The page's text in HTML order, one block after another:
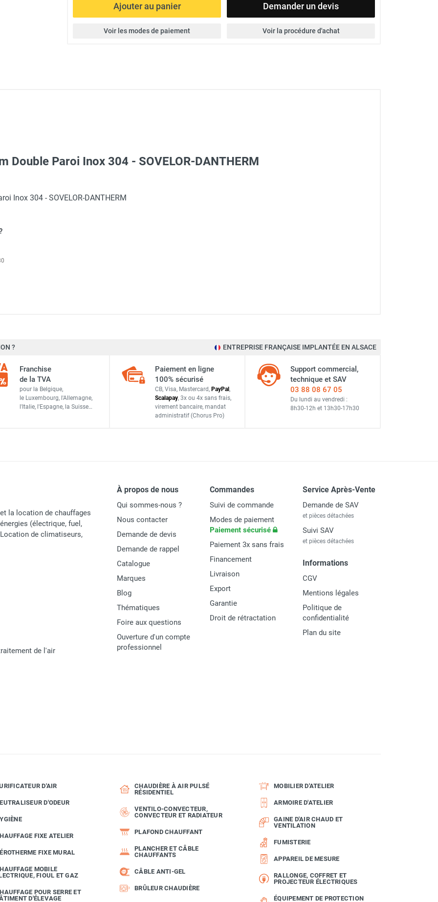
Ajouter au panier Demander un devis
Voir les modes de paiement Voir la procédure d'achat
Double Paroi Inox 304 - SOVELOR-DANTHERM
Inox 304 - SOVELOR-DANTHERM
AC148
France
ACCESSOIRES
? ENTREPRISE FRANÇAISE IMPLANTÉE EN ALSACE
Franchise
de la TVA
pour la Belgique,
le Luxembourg, l'Allemagne,
l'Italie, l'Espagne, la Suisse…
Paiement en ligne
100% sécurisé
CB, Visa, Mastercard, PayPal ,
Scalapay, 3x ou 4x sans frais,
virement bancaire, mandat
administratif (Chorus Pro)
Support commercial,
technique et SAV
03 88 08 67 05
Du lundi au vendredi :
8h30-12h et 13h30-17h30
la location de chauffages
(électrique, fuel,
de climatiseurs,
de l'air
À propos de nous
Qui sommes-nous ?
Nous contacter
Demande de devis
Demande de rappel
Catalogue
Marques
Blog
Thématiques
Foire aux questions
Ouverture d'un compte
professionnel
Commandes
Suivi de commande
Modes de paiement
Paiement sécurisé
Paiement 3x sans frais
Financement
Livraison
Export
Garantie
Droit de rétractation
Service Après-Vente
Demande de SAV
et pièces détachées
Suivi SAV
et pièces détachées
Informations
CGV
Mentions légales
Politique de
confidentialité
Plan du site
D'AIR
D'ODEUR
FIXE ATELIER
FIXE MURAL
MOBILE
FIOUL ET GAZ
POUR SERRE ET
D'ÉLEVAGE
CHAUDIÈRE À AIR PULSÉ
RÉSIDENTIEL
VENTILO-CONVECTEUR,
CONVECTEUR ET RADIATEUR
PLAFOND CHAUFFANT
PLANCHER ET CÂBLE
CHAUFFANTS
CÂBLE ANTI-GEL
BRÛLEUR CHAUDIÈRE
MOBILIER D'ATELIER
ARMOIRE D'ATELIER
GAINE D'AIR CHAUD ET
VENTILATION
FUMISTERIE
APPAREIL DE MESURE
RALLONGE, COFFRET ET
PROJECTEUR ÉLECTRIQUES
ÉQUIPEMENT DE PROTECTION